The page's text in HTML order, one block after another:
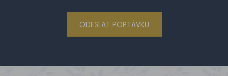
ODESLAT POPTÁVKU